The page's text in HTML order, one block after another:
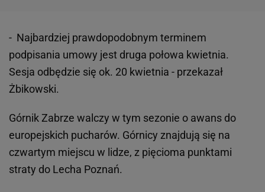
- Najbardziej prawdopodobnym terminem
podpisania umowy jest druga połowa kwietnia.
Sesja odbędzie się ok. 20 kwietnia - przekazał
Żbikowski.
Górnik Zabrze walczy w tym sezonie o awans do
europejskich pucharów. Górnicy znajdują się na
czwartym miejscu w lidze, z pięcioma punktami
straty do Lecha Poznań.